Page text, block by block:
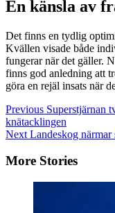
En känsla av
Det finns en tydlig
Kvällen visade både
fungerar när det gäller.
finns god anledning att
göra en rejäl insats när
Continue
Reading
Previous Superstjärnan
knätacklingen
Next Landeskog närmar
More Stories